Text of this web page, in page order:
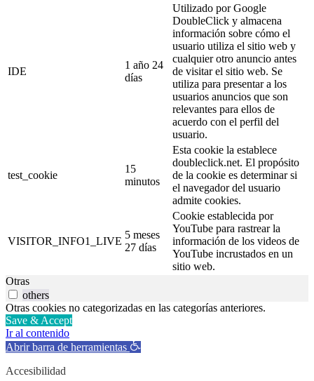
IDE
1 año 24
días
Utilizado por Google
DoubleClick y almacena
información sobre cómo el
usuario utiliza el sitio web y
cualquier otro anuncio antes
de visitar el sitio web. Se
utiliza para presentar a los
usuarios anuncios que son
relevantes para ellos de
acuerdo con el perfil del
usuario.
test_cookie
15
minutos
Esta cookie la establece
doubleclick.net. El propósito
de la cookie es determinar si
el navegador del usuario
admite cookies.
VISITOR_INFO1_LIVE
5 meses
27 días
Cookie establecida por
YouTube para rastrear la
información de los videos de
YouTube incrustados en un
sitio web.
Otras
others
Otras cookies no categorizadas en las categorías anteriores.
Save & Accept
Ir al contenido
Abrir barra de herramientas
Accesibilidad